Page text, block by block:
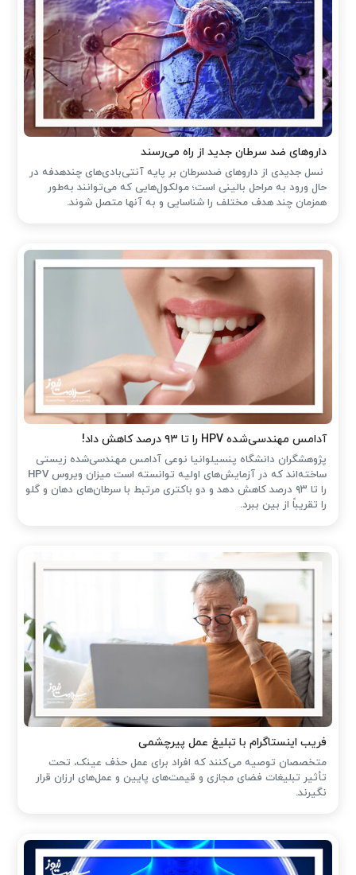
داروهای ضد سرطان جدید از راه می‌رسند
نسل جدیدی از داروهای ضدسرطان بر پایه آنتی‌بادی‌های چندهدفه در
حال ورود به مراحل بالینی است؛ مولکول‌هایی که می‌توانند به‌طور
همزمان چند هدف مختلف را شناسایی و به آنها متصل شوند.
آدامس مهندسی‌شده‌ HPV را تا ۹۳ درصد کاهش داد!
پژوهشگران دانشگاه پنسیلوانیا نوعی آدامس مهندسی‌شده زیستی
ساخته‌اند که در آزمایش‌های اولیه توانسته است میزان ویروس HPV
را تا ۹۳ درصد کاهش دهد و دو باکتری مرتبط با سرطان‌های دهان و گلو
را تقریباً از بین ببرد.
فریب اینستاگرام با تبلیغ عمل پیرچشمی
متخصصان توصیه می‌کنند که افراد برای عمل حذف عینک، تحت
تأثیر تبلیغات فضای مجازی و قیمت‌های پایین و عمل‌های ارزان قرار
نگیرند.